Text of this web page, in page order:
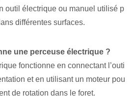
outil électrique ou manuel utilisé p
différentes surfaces.
une perceuse électrique ?
fonctionne en connectant l’outi
et en utilisant un moteur pou
de rotation dans le foret.